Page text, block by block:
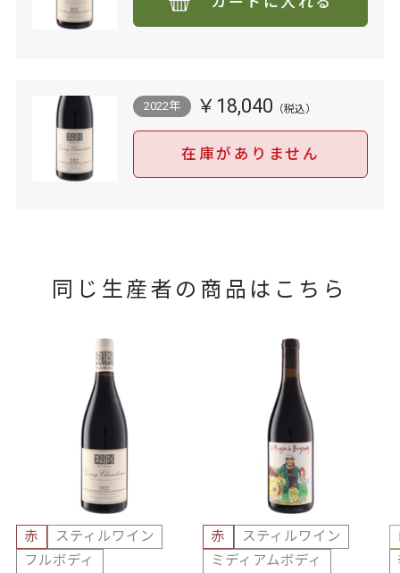
2022年 ￥18,040
在庫がありません
同じ生産者の商品はこちら
赤
スティルワイン
フルボディ
赤
スティルワイン
ミディアムボディ